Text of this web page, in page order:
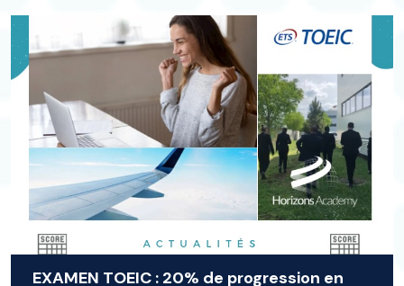
EXAMEN TOEIC : 20% de progression en